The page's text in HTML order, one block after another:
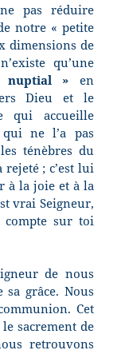
pas réduire
notre « petite
dimensions de
qu’une
nuptial » en
Dieu et le
qui accueille
qui ne l’a pas
ténèbres du
rejeté ; c’est lui
à la joie et à la
vrai Seigneur,
compte sur toi
de nous
grâce. Nous
Cet
sacrement de
retrouvons